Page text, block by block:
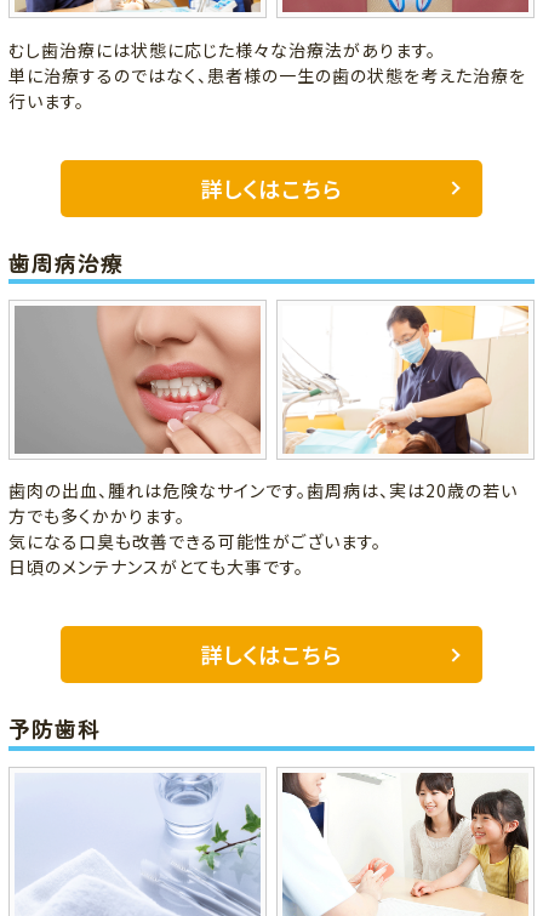
むし歯治療には状態に応じた様々な治療法があります。
単に治療するのではなく、患者様の一生の歯の状態を考えた治療を
行います。
詳しくはこちら
歯周病治療
歯肉の出血、腫れは危険なサインです。歯周病は、実は20歳の若い
方でも多くかかります。
気になる口臭も改善できる可能性がございます。
日頃のメンテナンスがとても大事です。
詳しくはこちら
予防歯科